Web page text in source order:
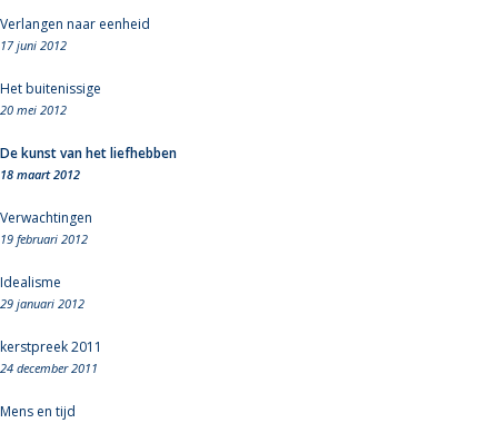
Verlangen naar eenheid
17 juni 2012
Het buitenissige
20 mei 2012
De kunst van het liefhebben
18 maart 2012
Verwachtingen
19 februari 2012
Idealisme
29 januari 2012
kerstpreek 2011
24 december 2011
Mens en tijd